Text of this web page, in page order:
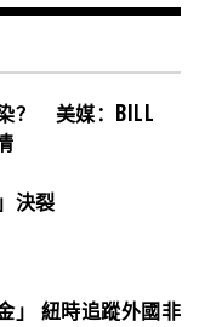
？ 美媒：BILL
決裂
」 紐時追蹤外國非